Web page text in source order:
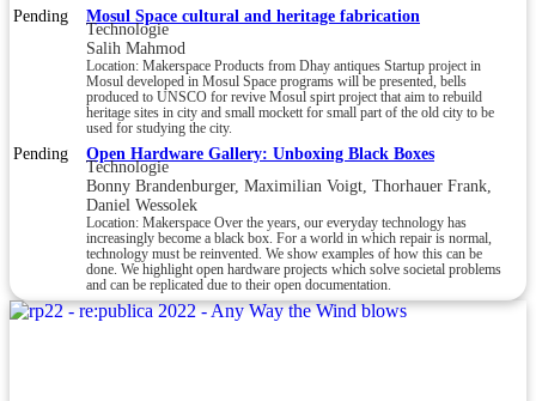
Pending Mosul Space cultural and heritage fabrication
Technologie
Salih Mahmod
Location: Makerspace Products from Dhay antiques Startup project in
Mosul developed in Mosul Space programs will be presented, bells
produced to UNSCO for revive Mosul spirt project that aim to rebuild
heritage sites in city and small mockett for small part of the old city to be
used for studying the city.
Pending Open Hardware Gallery: Unboxing Black Boxes
Technologie
Bonny Brandenburger, Maximilian Voigt, Thorhauer Frank,
Daniel Wessolek
Location: Makerspace Over the years, our everyday technology has
increasingly become a black box. For a world in which repair is normal,
technology must be reinvented. We show examples of how this can be
done. We highlight open hardware projects which solve societal problems
and can be replicated due to their open documentation.